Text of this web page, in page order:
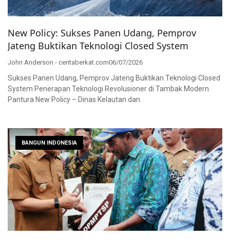
New Policy: Sukses Panen Udang, Pemprov
Jateng Buktikan Teknologi Closed System
John Anderson - ceritaberkat.com06/07/2026
Sukses Panen Udang, Pemprov Jateng Buktikan Teknologi Closed
System Penerapan Teknologi Revolusioner di Tambak Modern
Pantura New Policy – Dinas Kelautan dan
BANGUN INDONESIA